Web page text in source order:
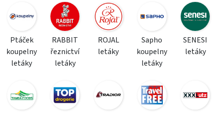
Ptáček
koupelny
letáky
RABBIT
řeznictví
letáky
ROJAL
letáky
Sapho
koupelny
letáky
SENESI
letáky